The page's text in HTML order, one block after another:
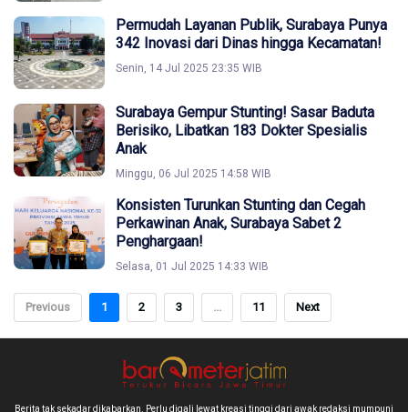
Permudah Layanan Publik, Surabaya Punya
342 Inovasi dari Dinas hingga Kecamatan!
Senin, 14 Jul 2025 23:35 WIB
Surabaya Gempur Stunting! Sasar Baduta
Berisiko, Libatkan 183 Dokter Spesialis
Anak
Minggu, 06 Jul 2025 14:58 WIB
Konsisten Turunkan Stunting dan Cegah
Perkawinan Anak, Surabaya Sabet 2
Penghargaan!
Selasa, 01 Jul 2025 14:33 WIB
Previous 1 2 3 ... 11 Next
Berita tak sekadar dikabarkan. Perlu digali lewat kreasi tinggi dari awak redaksi mumpuni